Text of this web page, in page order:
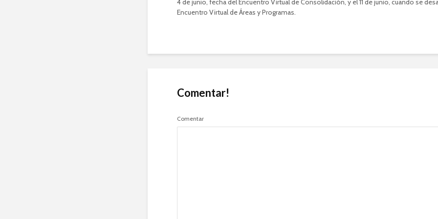
4 de junio, fecha del Encuentro Virtual de Consolidación, y el 11 de junio, cuando se
Encuentro Virtual de Áreas y Programas.
Comentar!
Comentar